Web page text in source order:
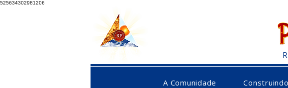
525634302981206
A Comunidade Construindo